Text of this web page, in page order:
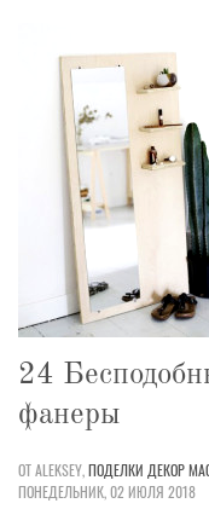
24
фанеры
ОТ ALEKSEY,ПОДЕЛКИ ДЕКОР
ПОНЕДЕЛЬНИК, 02 ИЮЛЯ 2018